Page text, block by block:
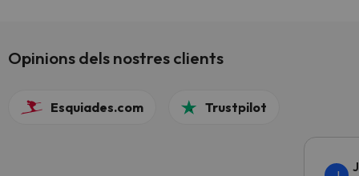
Opinions dels nostres clients
Esquiades.com Trustpilot